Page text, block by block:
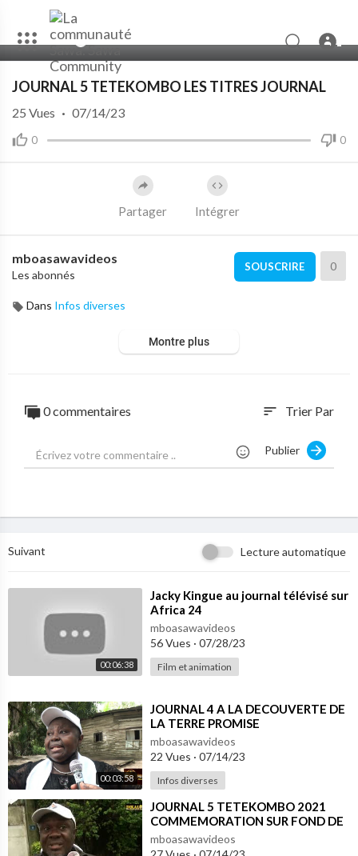
00:00 01:20
JOURNAL 5 TETEKOMBO LES TITRES JOURNAL
0 0
25 Vues · 07/14/23
Partager Intégrer
mboasawavideos
Les abonnés
SOUSCRIRE 0
Dans Infos diverses
Montre plus
0 commentaires sort Trier Par
Publier
Suivant Lecture automatique
00:06:38
⁣Jacky Kingue au journal télévisé sur
Africa 24
mboasawavideos
56 Vues · 07/28/23
Film et animation
00:03:58
⁣JOURNAL 4 A LA DECOUVERTE DE
LA TERRE PROMISE
mboasawavideos
22 Vues · 07/14/23
Infos diverses
⁣JOURNAL 5 TETEKOMBO 2021
COMMEMORATION SUR FOND DE
CRISE DES 1570 Ha DE DINDE
mboasawavideos